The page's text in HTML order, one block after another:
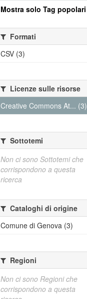
Mostra solo Tag popolari
Formati
CSV (3)
Licenze sulle risorse
Creative Commons At... (3)
Sottotemi
Non ci sono Sottotemi che
corrispondono a questa
ricerca
Cataloghi di origine
Comune di Genova (3)
Regioni
Non ci sono Regioni che
corrispondono a questa